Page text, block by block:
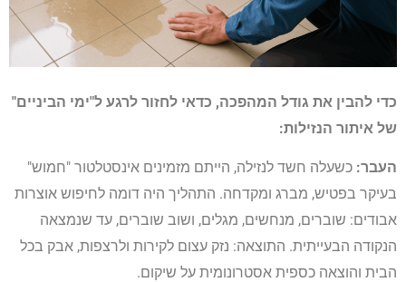
כדי להבין את גודל המהפכה, כדאי לחזור לרגע ל"ימי הביניים"
של איתור הנזילות:
העבר: כשעלה חשד לנזילה, הייתם מזמינים אינסטלטור "חמוש"
בעיקר בפטיש, מברג ומקדחה. התהליך היה דומה לחיפוש אוצרות
אבודים: שוברים, מנחשים, מגלים, ושוב שוברים, עד שנמצאה
הנקודה הבעייתית. התוצאה: נזק עצום לקירות ולרצפות, אבק בכל
הבית והוצאה כספית אסטרונומית על שיקום.